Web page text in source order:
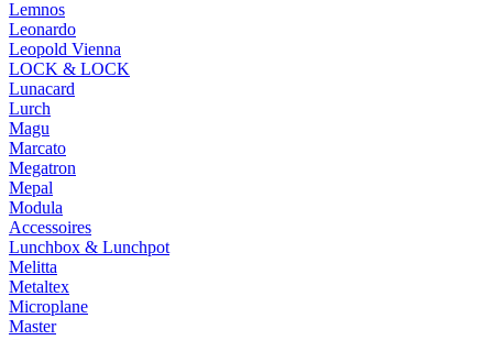
Lemnos
Leonardo
Leopold Vienna
LOCK & LOCK
Lunacard
Lurch
Magu
Marcato
Megatron
Mepal
Modula
Accessoires
Lunchbox & Lunchpot
Melitta
Metaltex
Microplane
Master